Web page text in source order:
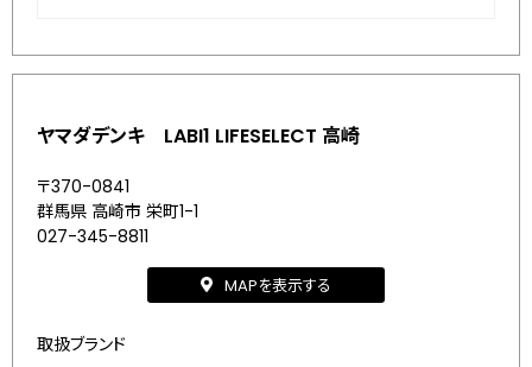
ヤマダデンキ LABI1 LIFESELECT 高崎
〒370-0841
群馬県 高崎市 栄町1-1
027-345-8811
MAPを表示する
取扱ブランド